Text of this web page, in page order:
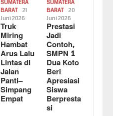
SUMATERA
BARAT
21
Juni 2026
Truk
Miring
Hambat
Arus Lalu
Lintas di
Jalan
Panti–
Simpang
Empat
SUMATERA
BARAT
20
Juni 2026
Prestasi
Jadi
Contoh,
SMPN 1
Dua Koto
Beri
Apresiasi
Siswa
Berpresta
si